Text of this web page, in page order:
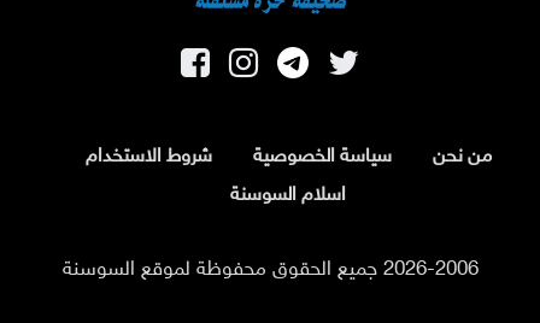
من نحن سياسة الخصوصية
شروط الاستخدام
اسلام السوسنة
2026-2006 جميع الحقوق محفوظة لموقع السوسنة